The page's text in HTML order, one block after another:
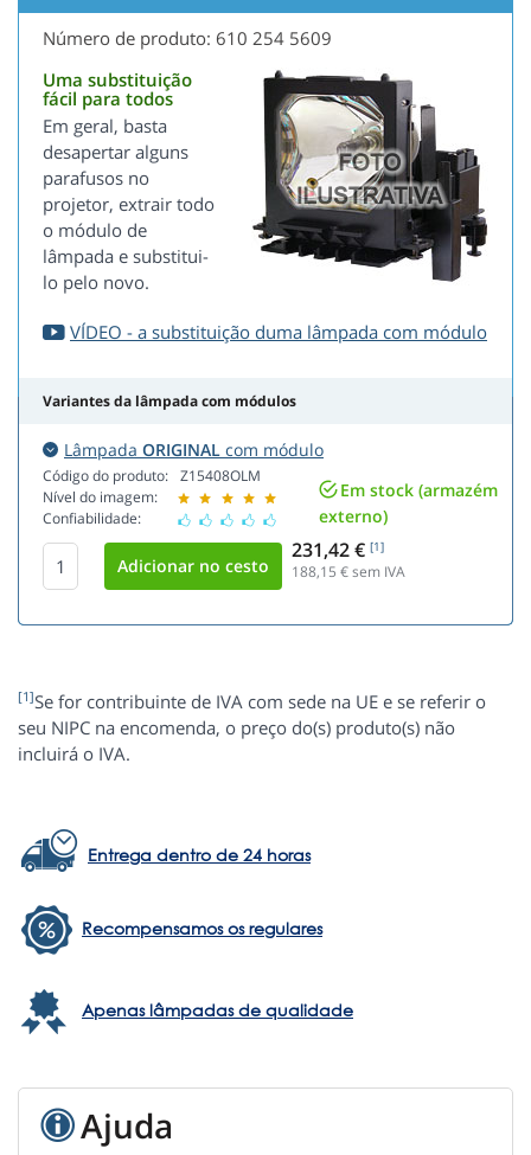
Número de produto: 610 254 5609
Uma substituição
fácil para todos
Em geral, basta
desapertar alguns
parafusos no
projetor, extrair todo
o módulo de
lâmpada e substitui-
lo pelo novo.
VÍDEO - a substituição duma lâmpada com módulo
Variantes da lâmpada com módulos
Lâmpada ORIGINAL com módulo
Código do produto:
Nível do imagem:
Confiabilidade:
Z15408OLM
Em stock (armazém
externo)
231,42 € [1]
188,15 € sem IVA
[1]Se for contribuinte de IVA com sede na UE e se referir o
seu NIPC na encomenda, o preço do(s) produto(s) não
incluirá o IVA.
Entrega dentro de 24 horas
Recompensamos os regulares
Apenas lâmpadas de qualidade
Ajuda